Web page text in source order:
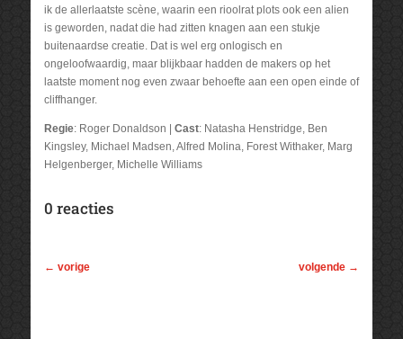
ik de allerlaatste scène, waarin een rioolrat plots ook een alien
is geworden, nadat die had zitten knagen aan een stukje
buitenaardse creatie. Dat is wel erg onlogisch en
ongeloofwaardig, maar blijkbaar hadden de makers op het
laatste moment nog even zwaar behoefte aan een open einde of
cliffhanger.
Regie: Roger Donaldson | Cast: Natasha Henstridge, Ben
Kingsley, Michael Madsen, Alfred Molina, Forest Withaker, Marg
Helgenberger, Michelle Williams
0 reacties
← vorige volgende →